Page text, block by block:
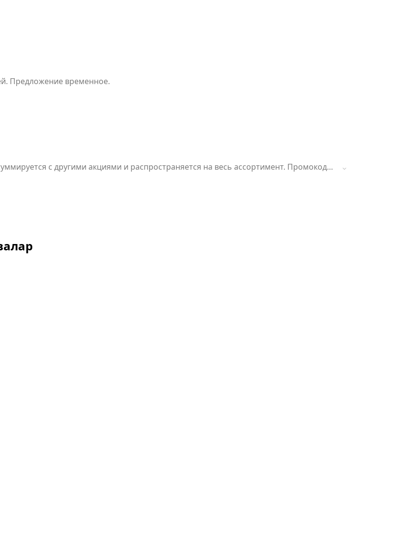
Предложение временное.
с другими акциями и распространяется на весь ассортимент. Промокод